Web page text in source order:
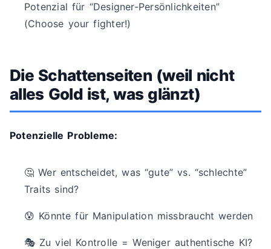
Potenzial für “Designer-Persönlichkeiten”
(Choose your fighter!)
Die Schattenseiten (weil nicht
alles Gold ist, was glänzt)
Potenzielle Probleme:
🤔 Wer entscheidet, was “gute” vs. “schlechte”
Traits sind?
😰 Könnte für Manipulation missbraucht werden
🎭 Zu viel Kontrolle = Weniger authentische KI?